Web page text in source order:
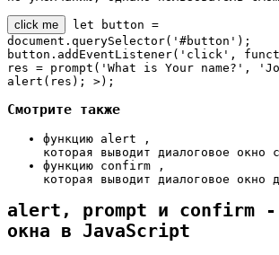
click me
let button =
document.querySelector('#button');
button.addEventListener('click',
res = prompt('What is Your name?',
alert(res); >);
Смотрите также
функцию alert ,
которая выводит диалоговое окно
функцию confirm ,
которая выводит диалоговое окно
alert, prompt и confirm -
окна в JavaScript